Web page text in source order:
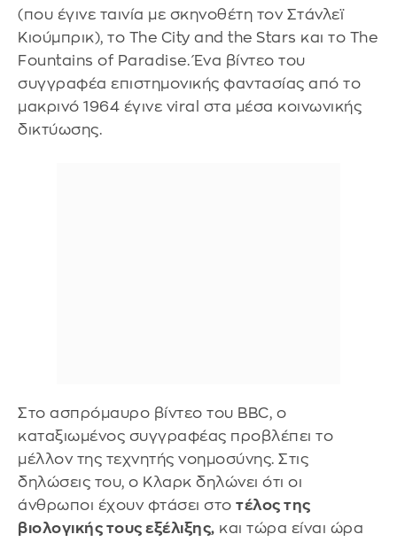
(που έγινε ταινία με σκηνοθέτη τον Στάνλεϊ
Κιούμπρικ), το The City and the Stars και το The
Fountains of Paradise. Ένα βίντεο του
συγγραφέα επιστημονικής φαντασίας από το
μακρινό 1964 έγινε viral στα μέσα κοινωνικής
δικτύωσης.
Στο ασπρόμαυρο βίντεο του BBC, ο
καταξιωμένος συγγραφέας προβλέπει το
μέλλον της τεχνητής νοημοσύνης. Στις
δηλώσεις του, ο Κλαρκ δηλώνει ότι οι
άνθρωποι έχουν φτάσει στο τέλος της
βιολογικής τους εξέλιξης, και τώρα είναι ώρα